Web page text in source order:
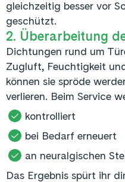
gleichzeitig besser vor
geschützt.
2. Überarbeitung
Dichtungen rund um
Zugluft, Feuchtigkeit
können sie spröde
verlieren. Beim Service
kontrolliert
bei Bedarf erneuert
an neuralgischen
Das Ergebnis spürt ihr